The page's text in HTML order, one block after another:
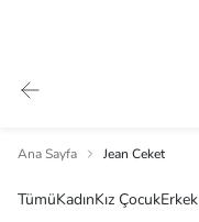
Ana Sayfa Jean Ceket
TümüKadınKız ÇocukErkek